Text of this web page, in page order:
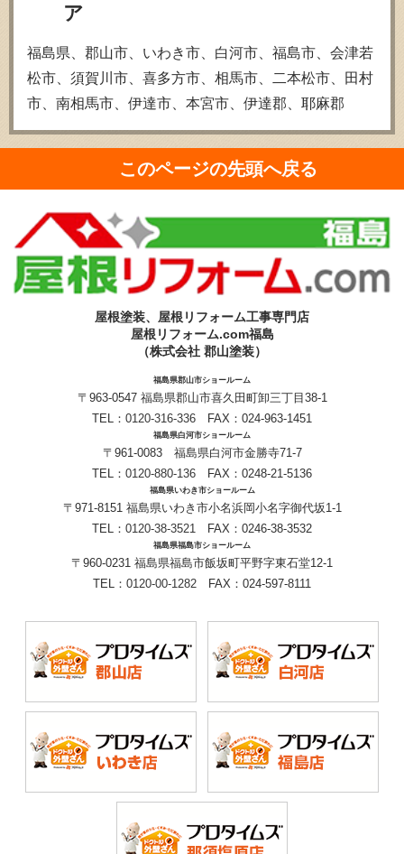
ア
福島県、郡山市、いわき市、白河市、福島市、会津若
松市、須賀川市、喜多方市、相馬市、二本松市、田村
市、南相馬市、伊達市、本宮市、伊達郡、耶麻郡
このページの先頭へ戻る
屋根塗装、屋根リフォーム工事専門店
屋根リフォーム.com福島
（株式会社 郡山塗装）
福島県郡山市ショールーム
〒963-0547 福島県郡山市喜久田町卸三丁目38-1
TEL： 0120-316-336 FAX：024-963-1451
福島県白河市ショールーム
〒961-0083 福島県白河市金勝寺71-7
TEL： 0120-880-136 FAX：0248-21-5136
福島県いわき市ショールーム
〒971-8151 福島県いわき市小名浜岡小名字御代坂1-1
TEL： 0120-38-3521 FAX：0246-38-3532
福島県福島市ショールーム
〒960-0231 福島県福島市飯坂町平野字東石堂12-1
TEL： 0120-00-1282 FAX：024-597-8111